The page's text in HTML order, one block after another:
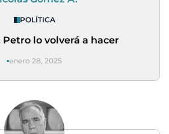
POLÍTICA
Petro lo volverá a hacer
enero 28, 2025